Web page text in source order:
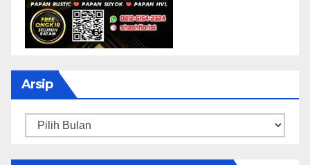
Arsip
Arsip